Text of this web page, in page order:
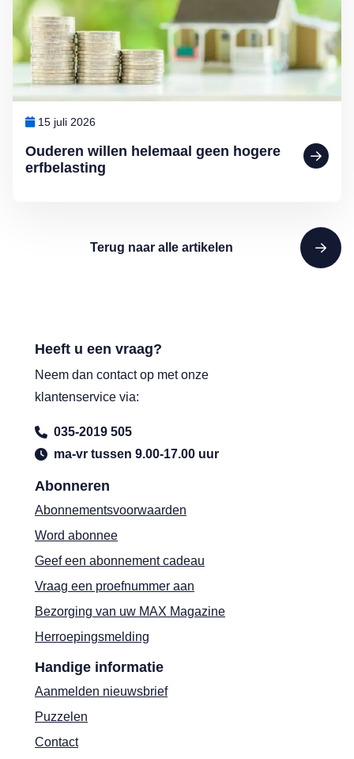
Ouderen willen helemaal geen hogere
erfbelasting
15 juli 2026
Terug naar alle artikelen
Abonneren
Abonnementsvoorwaarden
Word abonnee
Geef een abonnement cadeau
Vraag een proefnummer aan
Bezorging van uw MAX Magazine
Herroepingsmelding
Handige informatie
Aanmelden nieuwsbrief
Puzzelen
Contact
Heeft u een vraag?
Neem dan contact op met onze
klantenservice via:
035-2019 505
ma-vr tussen 9.00-17.00 uur